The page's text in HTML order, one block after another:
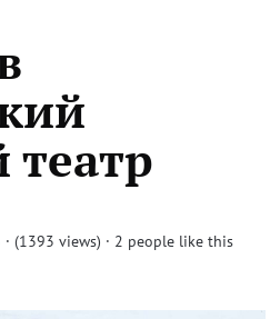
(1393 views) · 2 people like this